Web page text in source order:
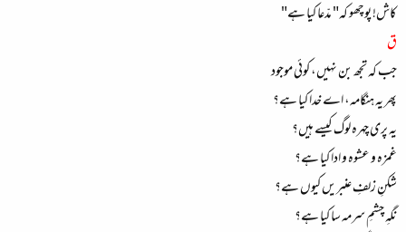
کاش! پوچھو کہ" مدّعا کیا ہے"
ق
جب کہ تجھ بن نہیں، کوئی موجود
پھر یہ ہنگامہ، اے خدا کیا ہے؟
یہ پری چہرہ لوگ کیسے ہیں؟
غمزہ و عشوہ و ادا کیا ہے؟
شکنِ زلفِ عنبریں کیوں ہے؟
نگہِ چشمِ سرمہ سا کیا ہے؟